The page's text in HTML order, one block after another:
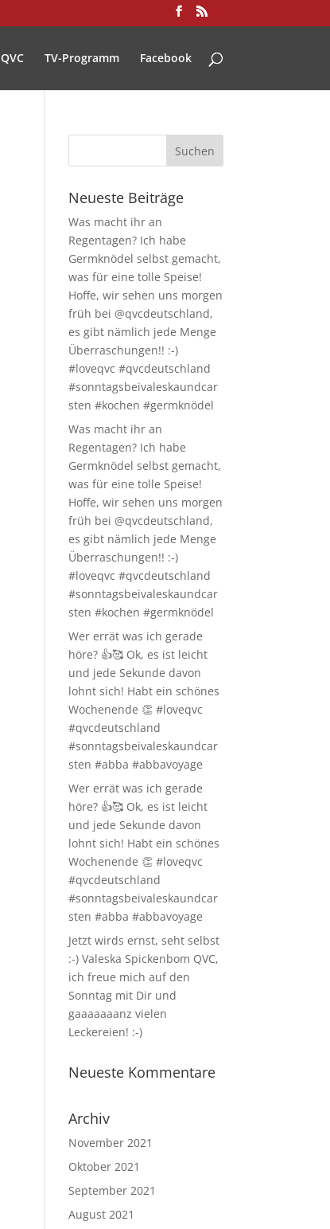
QVC TV-Programm Facebook
Neueste Beiträge
Was macht ihr an
Regentagen? Ich habe
Germknödel selbst gemacht,
was für eine tolle Speise!
Hoffe, wir sehen uns morgen
früh bei @qvcdeutschland,
es gibt nämlich jede Menge
Überraschungen!! :-)
#loveqvc #qvcdeutschland
#sonntagsbeivaleskaundcar
sten #kochen #germknödel
Was macht ihr an
Regentagen? Ich habe
Germknödel selbst gemacht,
was für eine tolle Speise!
Hoffe, wir sehen uns morgen
früh bei @qvcdeutschland,
es gibt nämlich jede Menge
Überraschungen!! :-)
#loveqvc #qvcdeutschland
#sonntagsbeivaleskaundcar
sten #kochen #germknödel
Wer errät was ich gerade
höre? 👍🥰 Ok, es ist leicht
und jede Sekunde davon
lohnt sich! Habt ein schönes
Wochenende 👏 #loveqvc
#qvcdeutschland
#sonntagsbeivaleskaundcar
sten #abba #abbavoyage
Wer errät was ich gerade
höre? 👍🥰 Ok, es ist leicht
und jede Sekunde davon
lohnt sich! Habt ein schönes
Wochenende 👏 #loveqvc
#qvcdeutschland
#sonntagsbeivaleskaundcar
sten #abba #abbavoyage
Jetzt wirds ernst, seht selbst
:-) Valeska Spickenbom QVC,
ich freue mich auf den
Sonntag mit Dir und
gaaaaaaanz vielen
Leckereien! :-)
Neueste Kommentare
Archiv
November 2021
Oktober 2021
September 2021
August 2021